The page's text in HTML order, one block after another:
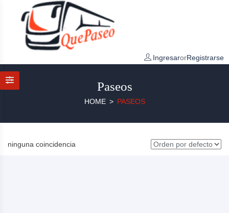
IngresarorRegistrarse
Paseos
HOME PASEOS
ninguna coincidencia